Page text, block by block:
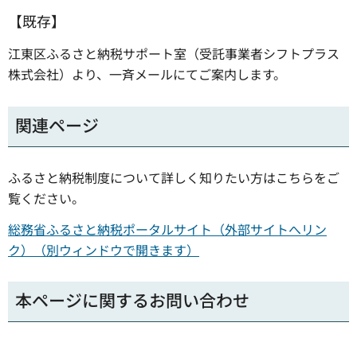
【既存】
江東区ふるさと納税サポート室（受託事業者シフトプラス
株式会社）より、一斉メールにてご案内します。
関連ページ
ふるさと納税制度について詳しく知りたい方はこちらをご
覧ください。
総務省ふるさと納税ポータルサイト（外部サイトへリン
ク）（別ウィンドウで開きます）
本ページに関するお問い合わせ